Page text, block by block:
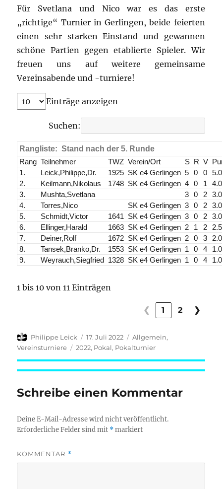
Für Svetlana und Nico war es das erste
„richtige“ Turnier in Gerlingen, beide feierten
einen sehr starken Einstand und gewannen
schöne Partien gegen etablierte Spieler. Wir
freuen uns auf weitere gemeinsame
Vereinsabende und -turniere!
Einträge anzeigen
Suchen:
Rangliste: Stand nach der 5. Runde
Rang Teilnehmer TWZ Verein/Ort S R V
1.
Leick,Philippe,Dr. 1925 SK e4 Gerlingen 5 0 0
5.0
2.
Keilmann,Nikolaus 1748 SK e4 Gerlingen 4 0 1
4.0
3.
Mushta,Svetlana 3 0 2
3.0
4.
Torres,Nico SK e4 Gerlingen 3 0 2
3.0
5.
Schmidt,Victor 1641 SK e4 Gerlingen 3 0 2
3.0
6.
Ellinger,Harald 1663 SK e4 Gerlingen 2 1 2
2.5
7.
Deiner,Rolf 1672 SK e4 Gerlingen 2 0 3
2.0
8.
Tansek,Branko,Dr. 1553 SK e4 Gerlingen 1 0 4
1.0
9.
Weyrauch,Siegfried 1328 SK e4 Gerlingen 1 0 4 1.0
1 bis 10 von 11 Einträgen
❮ 1 2 ❯
Autor
Philippe Leick
Veröffentlicht
am
17. Juli 2022 Kategorien
Allgemein,
Vereinsturniere
Schlagwörter
2022, Pokal, Pokalturnier
Schreibe einen Kommentar
Deine E-Mail-Adresse wird nicht veröffentlicht.
Erforderliche Felder sind mit *markiert
KOMMENTAR *